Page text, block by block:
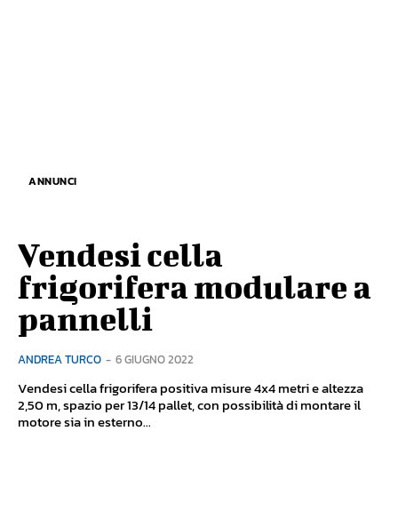
ANNUNCI
Vendesi cella
frigorifera modulare a
pannelli
ANDREA TURCO - 6 GIUGNO 2022
Vendesi cella frigorifera positiva misure 4x4 metri e altezza
2,50 m, spazio per 13/14 pallet, con possibilità di montare il
motore sia in esterno...